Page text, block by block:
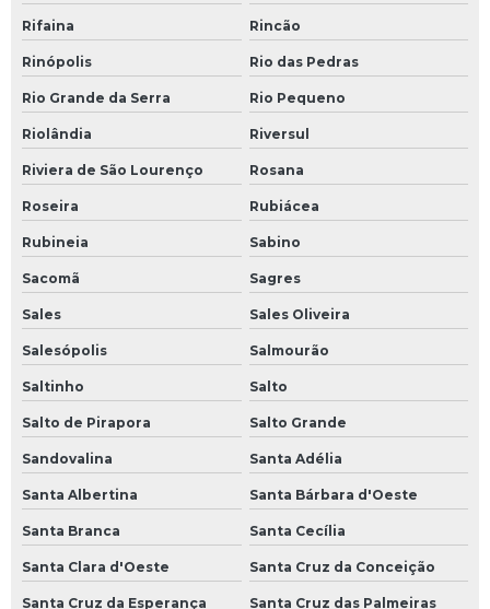
Rifaina Rincão
Rinópolis Rio das Pedras
Rio Grande da Serra Rio Pequeno
Riolândia Riversul
Riviera de São Lourenço Rosana
Roseira Rubiácea
Rubineia Sabino
Sacomã Sagres
Sales Sales Oliveira
Salesópolis Salmourão
Saltinho Salto
Salto de Pirapora Salto Grande
Sandovalina Santa Adélia
Santa Albertina Santa Bárbara d'Oeste
Santa Branca Santa Cecília
Santa Clara d'Oeste Santa Cruz da Conceição
Santa Cruz da Esperança Santa Cruz das Palmeiras